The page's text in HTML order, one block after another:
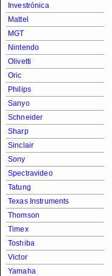
Investrónica
Mattel
MGT
Nintendo
Olivetti
Oric
Philips
Sanyo
Schneider
Sharp
Sinclair
Sony
Spectravideo
Tatung
Texas Instruments
Thomson
Timex
Toshiba
Victor
Yamaha